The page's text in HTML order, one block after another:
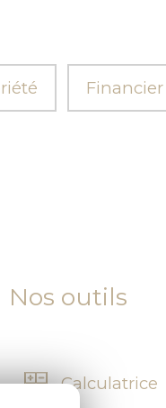
Financier
Nos outils
Calculatrice